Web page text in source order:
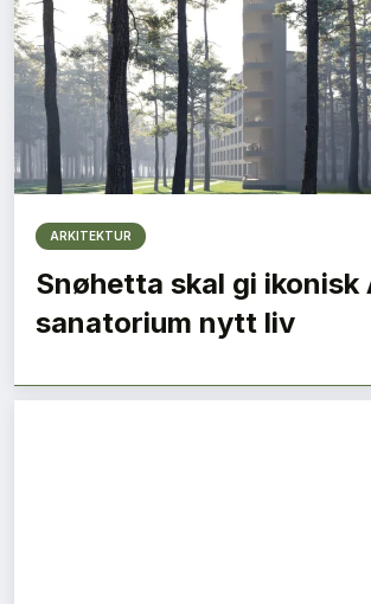
ARKITEKTUR
Snøhetta skal gi ikonisk
sanatorium nytt liv